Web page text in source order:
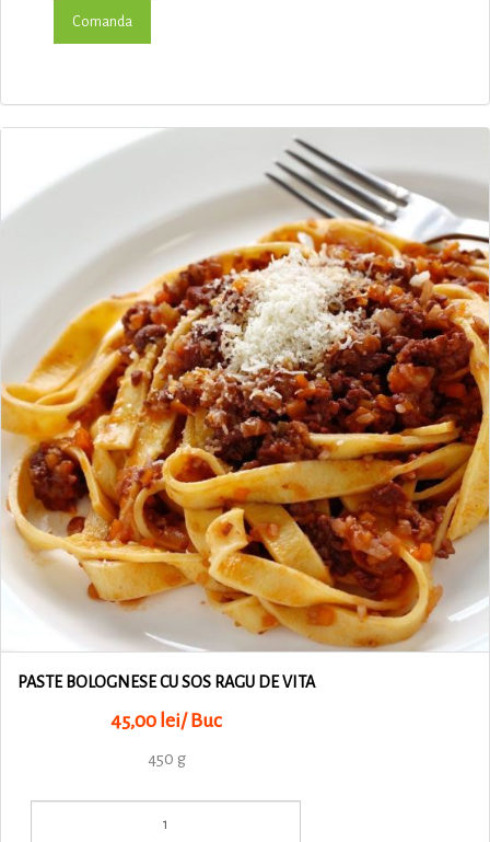
PASTE BOLOGNESE CU SOS RAGU DE VITA
45,00 lei/ Buc
450 g